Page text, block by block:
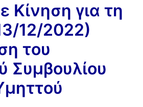
Κίνηση για τη
12/2022)
του
Συμβουλίου